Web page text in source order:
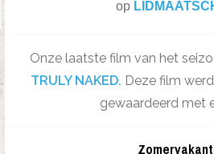
op
Onze laatste film van het
TRULY NAKED. Deze film
gewaardeerd met